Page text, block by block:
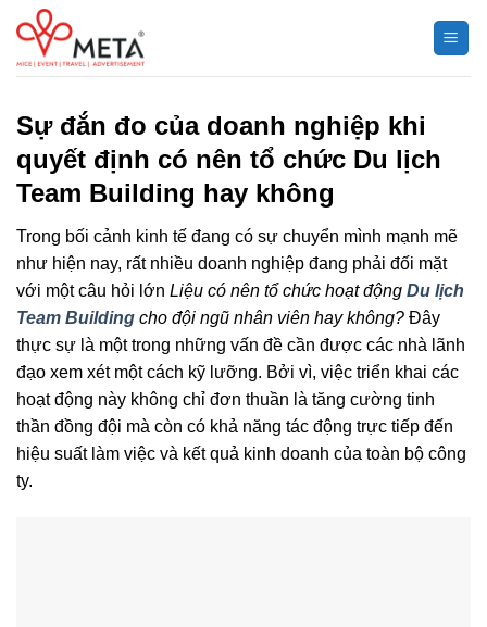
Chuyển
đến
nội
Sự đắn đo của doanh nghiệp khi
quyết định có nên tổ chức Du lịch
Team Building hay không
Trong bối cảnh kinh tế đang có sự chuyển mình mạnh mẽ
như hiện nay, rất nhiều doanh nghiệp đang phải đối mặt
với một câu hỏi lớn Liệu có nên tổ chức hoạt động Du lịch
Team Building cho đội ngũ nhân viên hay không? Đây
thực sự là một trong những vấn đề cần được các nhà lãnh
đạo xem xét một cách kỹ lưỡng. Bởi vì, việc triển khai các
hoạt động này không chỉ đơn thuần là tăng cường tinh
thần đồng đội mà còn có khả năng tác động trực tiếp đến
hiệu suất làm việc và kết quả kinh doanh của toàn bộ công
ty.